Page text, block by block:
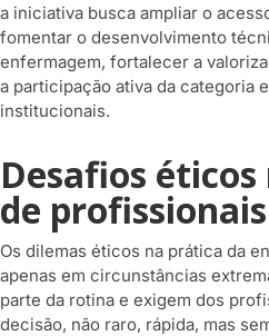
a iniciativa busca ampliar o
fomentar o desenvolvimento
enfermagem, fortalecer a
a participação ativa da categoria
institucionais.
Desafios
de
Os dilemas éticos na prática da
apenas em circunstâncias
parte da rotina e exigem dos
decisão, não raro, rápida, mas